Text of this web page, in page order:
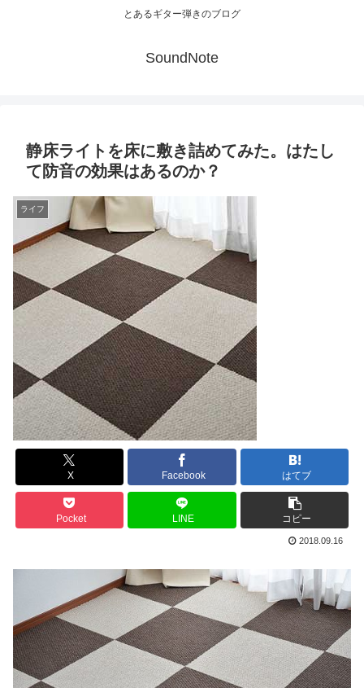
とあるギター弾きのブログ
SoundNote
静床ライトを床に敷き詰めてみた。はたし
て防音の効果はあるのか？
ライフ
X Facebook はてブ
Pocket LINE コピー
2018.09.16